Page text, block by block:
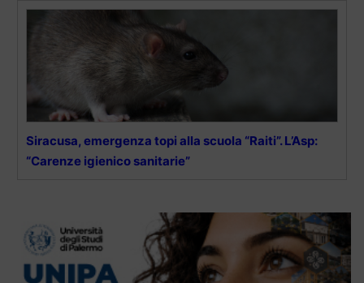
Siracusa, emergenza topi alla scuola “Raiti”. L’Asp:
“Carenze igienico sanitarie”